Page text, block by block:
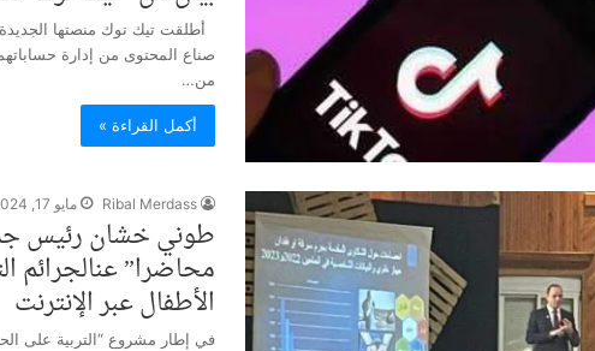
صناع المحتوى من إدارة
من…
أكمل القراءة »
Ribal Merdass مايو 17, 2024
محاضرا” عنالجرائم
الأطفال عبر الإنترنت
في إطار مشروع “التربية على